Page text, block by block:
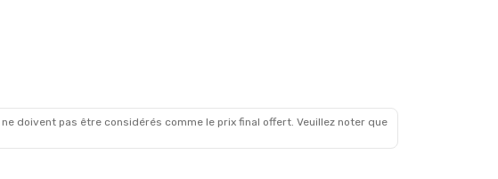
doivent pas être considérés comme le prix final offert. Veuillez noter que